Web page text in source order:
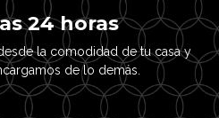
24 horas
la comodidad de tu casa y
de lo demás.